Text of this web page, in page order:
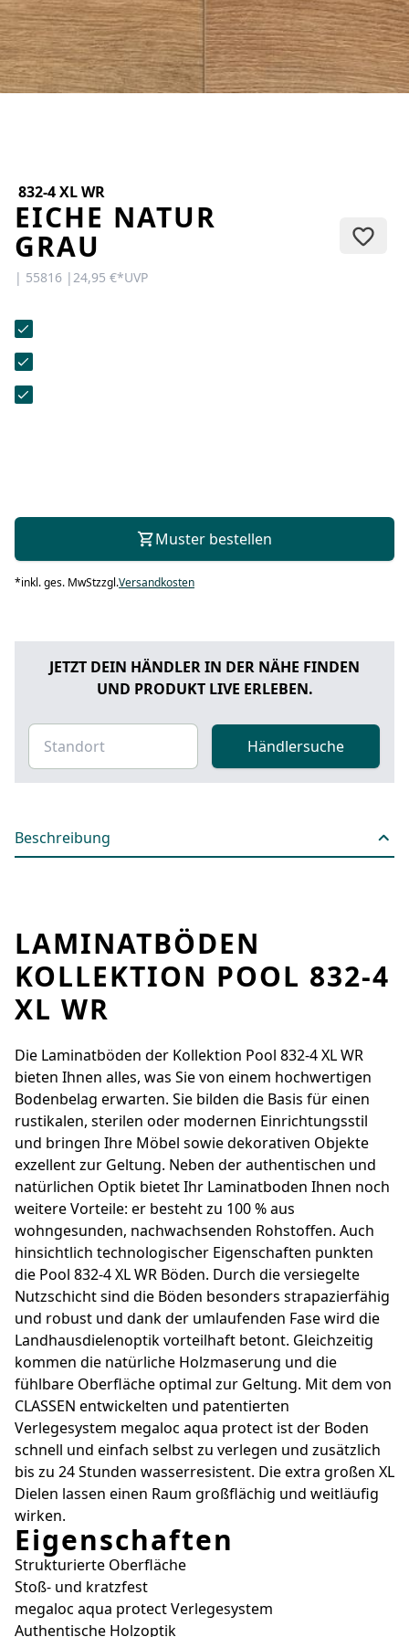
KONTAKT
Sie haben Fragen oder wünschen
eine persönliche Beratung?
Unser Team ist für Sie da –
unser Kontaktformular.
832-4 XL WR
EICHE NATUR
GRAU
| 55816 | 24,95 €*UVP
Muster bestellen
*inkl. ges. MwStzzgl.Versandkosten
JETZT DEIN HÄNDLER IN DER NÄHE FINDEN
UND PRODUKT LIVE ERLEBEN.
Händlersuche
Beschreibung
LAMINATBÖDEN
KOLLEKTION POOL 832-4
XL WR
Die Laminatböden der Kollektion Pool 832-4 XL WR
bieten Ihnen alles, was Sie von einem hochwertigen
Bodenbelag erwarten. Sie bilden die Basis für einen
rustikalen, sterilen oder modernen Einrichtungsstil
und bringen Ihre Möbel sowie dekorativen Objekte
exzellent zur Geltung. Neben der authentischen und
natürlichen Optik bietet Ihr Laminatboden Ihnen noch
weitere Vorteile: er besteht zu 100 % aus
wohngesunden, nachwachsenden Rohstoffen. Auch
hinsichtlich technologischer Eigenschaften punkten
die Pool 832-4 XL WR Böden. Durch die versiegelte
Nutzschicht sind die Böden besonders strapazierfähig
und robust und dank der umlaufenden Fase wird die
Landhausdielenoptik vorteilhaft betont. Gleichzeitig
kommen die natürliche Holzmaserung und die
fühlbare Oberfläche optimal zur Geltung. Mit dem von
CLASSEN entwickelten und patentierten
Verlegesystem megaloc aqua protect ist der Boden
schnell und einfach selbst zu verlegen und zusätzlich
bis zu 24 Stunden wasserresistent. Die extra großen XL
Dielen lassen einen Raum großflächig und weitläufig
wirken.
Eigenschaften
Strukturierte Oberfläche
Stoß- und kratzfest
megaloc aqua protect Verlegesystem
Authentische Holzoptik